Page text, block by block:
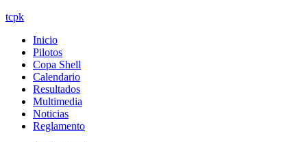
tcpk
Inicio
Pilotos
Copa Shell
Calendario
Resultados
Multimedia
Noticias
Reglamento